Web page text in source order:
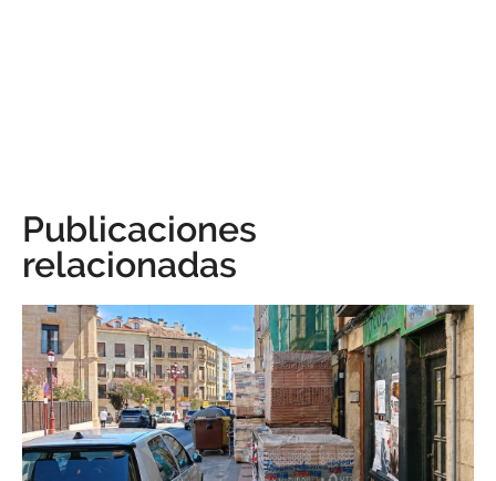
Publicaciones
relacionadas